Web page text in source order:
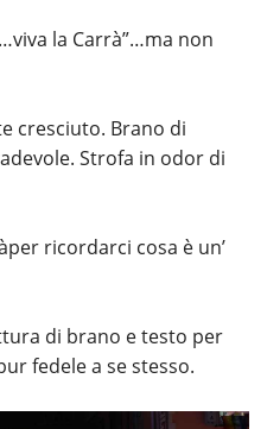
la Carrà”…ma non
cresciuto. Brano di
Strofa in odor di
ricordarci cosa è un’
di brano e testo per
fedele a se stesso.